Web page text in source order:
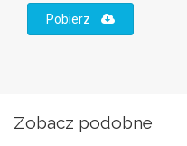
Pobierz
Zobacz podobne